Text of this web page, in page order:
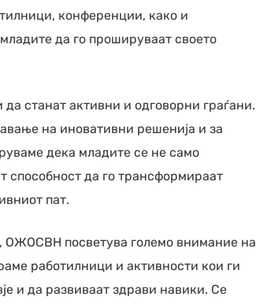
конференции, како и
да го прошируваат своето
станат активни и одговорни граѓани.
на иновативни решенија и за
дека младите се не само
способност да го трансформираат
пат.
ОЖОСВН посветува големо внимание на
работилници и активности кои ги
и да развиваат здрави навики. Се